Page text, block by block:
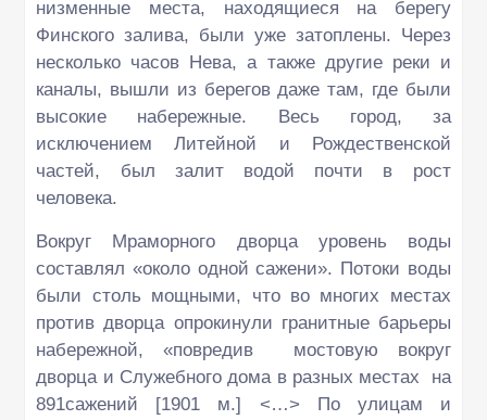
низменные места, находящиеся на берегу
Финского залива, были уже затоплены. Через
несколько часов Нева, а также другие реки и
каналы, вышли из берегов даже там, где были
высокие набережные. Весь город, за
исключением Литейной и Рождественской
частей, был залит водой почти в рост
человека.
Вокруг Мраморного дворца уровень воды
составлял «около одной сажени». Потоки воды
были столь мощными, что во многих местах
против дворца опрокинули гранитные барьеры
набережной, «повредив мостовую вокруг
дворца и Служебного дома в разных местах на
891сажений [1901 м.] <…> По улицам и